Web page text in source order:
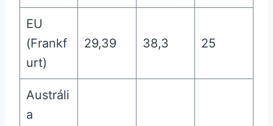
EU
(Frankf
urt)
29,39 38,3 25
Austráli
a